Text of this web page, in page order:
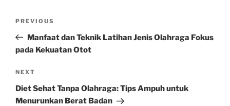
Previous
Post
PREVIOUS
Manfaat dan Teknik Latihan Jenis Olahraga Fokus
pada Kekuatan Otot
Next
Post
NEXT
Diet Sehat Tanpa Olahraga: Tips Ampuh untuk
Menurunkan Berat Badan